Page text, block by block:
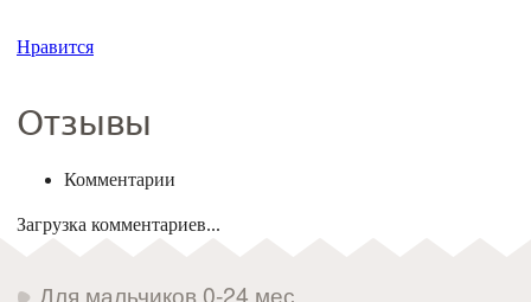
Нравится
Отзывы
Комментарии
Загрузка комментариев...
Для мальчиков 0-24 мес